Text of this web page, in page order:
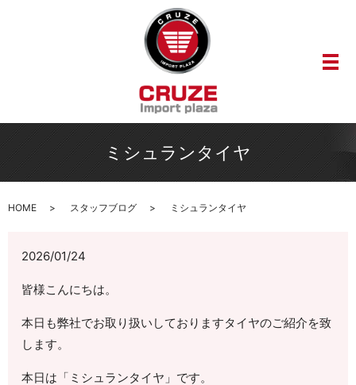
メ
ミシュランタイヤ
HOME スタッフブログ ミシュランタイヤ
2026/01/24
皆様こんにちは。
本日も弊社でお取り扱いしておりますタイヤのご紹介を致
します。
本日は「ミシュランタイヤ」です。